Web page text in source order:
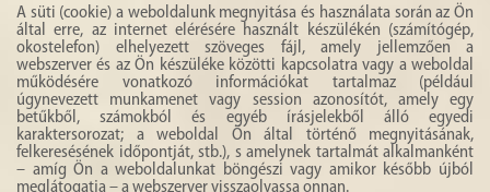
A süti (cookie) a weboldalunk megnyitása és használata során az Ön
által erre, az internet elérésére használt készülékén (számítógép,
okostelefon) elhelyezett szöveges fájl, amely jellemzően a
webszerver és az Ön készüléke közötti kapcsolatra vagy a weboldal
működésére vonatkozó információkat tartalmaz (például
úgynevezett munkamenet vagy session azonosítót, amely egy
betűkből, számokból és egyéb írásjelekből álló egyedi
karaktersorozat; a weboldal Ön által történő megnyitásának,
felkeresésének időpontját, stb.), s amelynek tartalmát alkalmanként
– amíg Ön a weboldalunkat böngészi vagy amikor később újból
meglátogatja – a webszerver visszaolvassa onnan.